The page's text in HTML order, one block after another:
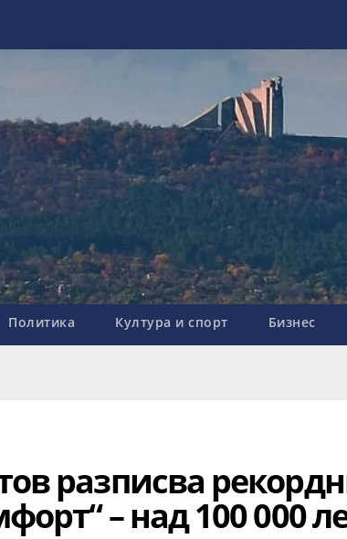
Политика Култура и спорт Бизнес
разписва
– над 100 000